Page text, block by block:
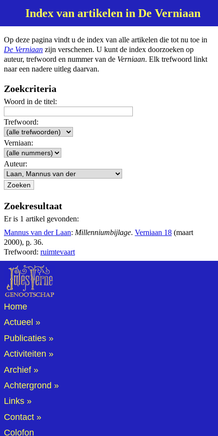
Index van artikelen in De Verniaan
Op deze pagina vindt u de index van alle artikelen die tot nu toe in
De Verniaan zijn verschenen. U kunt de index doorzoeken op
auteur, trefwoord en nummer van de Verniaan. Elk trefwoord linkt
naar een nadere uitleg daarvan.
Zoekcriteria
Woord in de titel:
Trefwoord:
Verniaan:
Auteur:
Zoekresultaat
Er is 1 artikel gevonden:
Mannus van der Laan: Millenniumbijlage. Verniaan 18 (maart
2000), p. 36.
Trefwoord: ruimtevaart
Home
Actueel
Publicaties
Activiteiten
Archief
Achtergrond
Links
Contact
Colofon